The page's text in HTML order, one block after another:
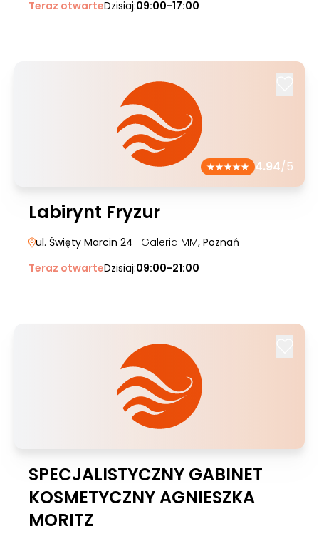
Teraz otwarteDzisiaj:09:00-17:00
4.94/5
Labirynt Fryzur
ul. Święty Marcin 24 | Galeria MM, Poznań
Teraz otwarteDzisiaj:09:00-21:00
SPECJALISTYCZNY GABINET
KOSMETYCZNY AGNIESZKA
MORITZ